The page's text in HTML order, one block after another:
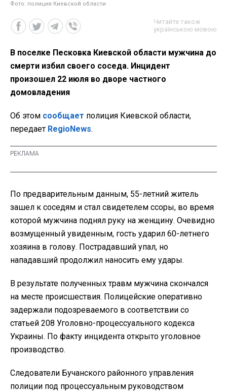
Фото: полиция Киевской области
Читайте також
українською мовою
В поселке Песковка Киевской области мужчина до
смерти избил своего соседа. Инцидент
произошел 22 июля во дворе частного
домовладения
Об этом сообщает полиция Киевской области,
передает RegioNews.
По предварительным данным, 55-летний житель
зашел к соседям и стал свидетелем ссоры, во время
которой мужчина поднял руку на женщину. Очевидно
возмущенный увиденным, гость ударил 60-летнего
хозяина в голову. Пострадавший упал, но
нападавший продолжил наносить ему удары.
В результате полученных травм мужчина скончался
на месте происшествия. Полицейские оперативно
задержали подозреваемого в соответствии со
статьей 208 Уголовно-процессуального кодекса
Украины. По факту инцидента открыто уголовное
производство.
Следователи Бучанского районного управления
полиции под процессуальным руководством